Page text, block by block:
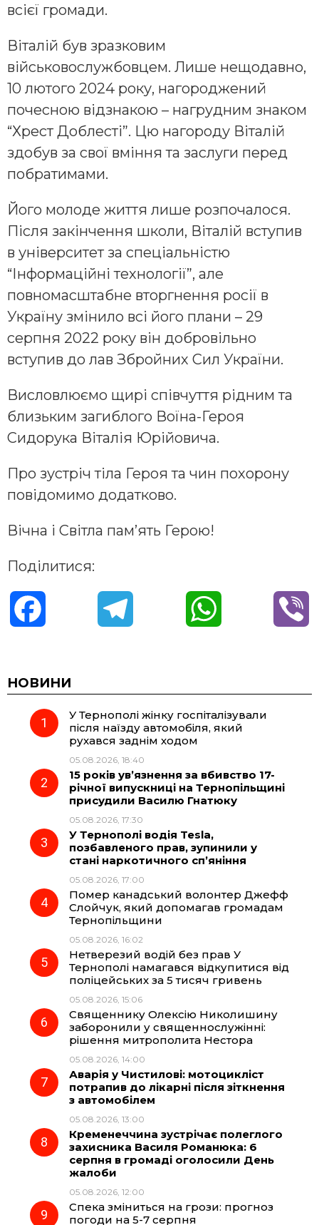
всієї громади.
Віталій був зразковим
військовослужбовцем. Лише нещодавно,
10 лютого 2024 року, нагороджений
почесною відзнакою – нагрудним знаком
“Хрест Доблесті”. Цю нагороду Віталій
здобув за свої вміння та заслуги перед
побратимами.
Його молоде життя лише розпочалося.
Після закінчення школи, Віталій вступив
в університет за спеціальністю
“Інформаційні технології”, але
повномасштабне вторгнення росії в
Україну змінило всі його плани – 29
серпня 2022 року він добровільно
вступив до лав Збройних Сил України.
Висловлюємо щирі співчуття рідним та
близьким загиблого Воїна-Героя
Сидорука Віталія Юрійовича.
Про зустріч тіла Героя та чин похорону
повідомимо додатково.
Вічна і Світла пам’ять Герою!
Поділитися:
c
e
o
k
e
r
a
m
t
A
p
НОВИНИ
У Тернополі жінку госпіталізували
після наїзду автомобіля, який
рухався заднім ходом
05.08.2026, 18:40
15 років ув’язнення за вбивство 17-
річної випускниці на Тернопільщині
присудили Василю Гнатюку
05.08.2026, 17:30
У Тернополі водія Tesla,
позбавленого прав, зупинили у
стані наркотичного сп’яніння
05.08.2026, 17:00
Помер канадський волонтер Джефф
Слойчук, який допомагав громадам
Тернопільщини
05.08.2026, 16:02
Нетверезий водій без прав У
Тернополі намагався відкупитися від
поліцейських за 5 тисяч гривень
05.08.2026, 15:06
Священнику Олексію Николишину
заборонили у священнослужінні:
рішення митрополита Нестора
05.08.2026, 14:00
Аварія у Чистилові: мотоцикліст
потрапив до лікарні після зіткнення
з автомобілем
05.08.2026, 13:00
Кременеччина зустрічає полеглого
захисника Василя Романюка: 6
серпня в громаді оголосили День
жалоби
05.08.2026, 12:00
Спека зміниться на грози: прогноз
погоди на 5-7 серпня